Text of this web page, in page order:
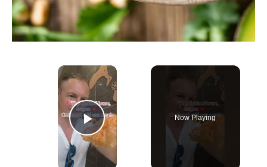
×
Play Video
Now Playing